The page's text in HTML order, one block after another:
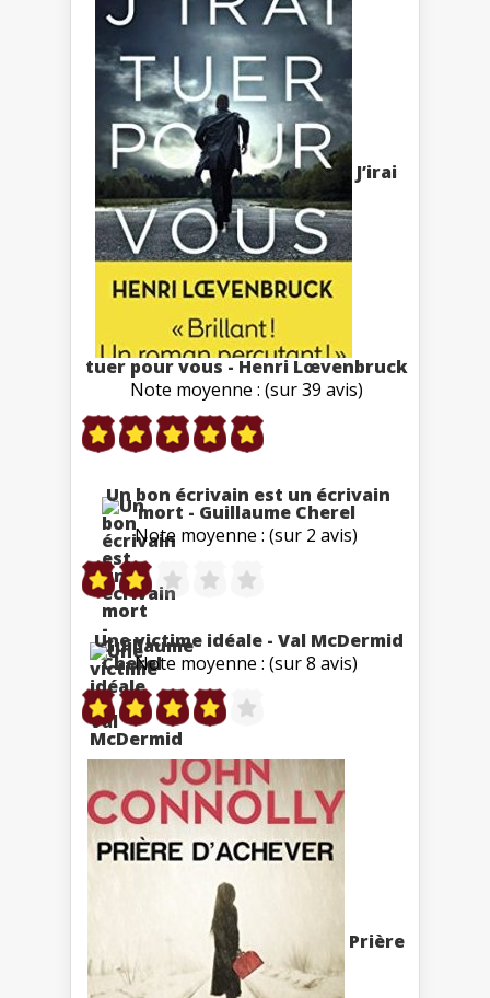
J’irai
tuer pour vous - Henri Lœvenbruck
Note moyenne : (sur 39 avis)
Un bon écrivain est un écrivain
mort - Guillaume Cherel
Note moyenne : (sur 2 avis)
Une victime idéale - Val McDermid
Note moyenne : (sur 8 avis)
Prière